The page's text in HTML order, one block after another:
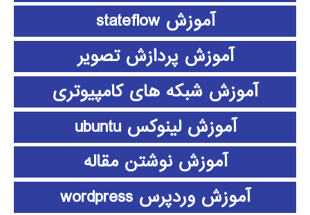
آموزش stateflow
آموزش پردازش تصویر
آموزش شبکه های کامپیوتری
آموزش لینوکس ubuntu
آموزش نوشتن مقاله
آموزش وردپرس wordpress